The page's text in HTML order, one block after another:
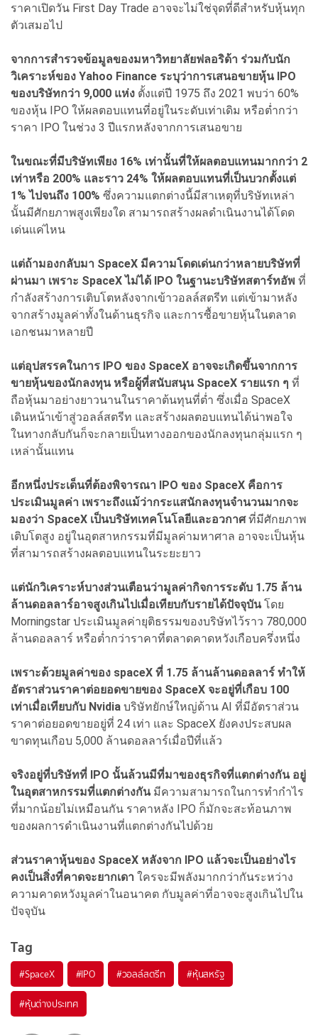
ราคาเปิดวัน First Day Trade อาจจะไม่ใช่จุดที่ดีสำหรับหุ้นทุก
ตัวเสมอไป
จากการสำรวจข้อมูลของมหาวิทยาลัยฟลอริด้า ร่วมกับนัก
วิเคราะห์ของ Yahoo Finance ระบุว่าการเสนอขายหุ้น IPO
ของบริษัทกว่า 9,000 แห่ง ตั้งแต่ปี 1975 ถึง 2021 พบว่า 60%
ของหุ้น IPO ให้ผลตอบแทนที่อยู่ในระดับเท่าเดิม หรือต่ำกว่า
ราคา IPO ในช่วง 3 ปีแรกหลังจากการเสนอขาย
ในขณะที่มีบริษัทเพียง 16% เท่านั้นที่ให้ผลตอบแทนมากกว่า 2
เท่าหรือ 200% และราว 24% ให้ผลตอบแทนที่เป็นบวกตั้งแต่
1% ไปจนถึง 100% ซึ่งความแตกต่างนี้มีสาเหตุที่บริษัทเหล่า
นั้นมีศักยภาพสูงเพียงใด สามารถสร้างผลดำเนินงานได้โดด
เด่นแค่ไหน
แต่ถ้ามองกลับมา SpaceX มีความโดดเด่นกว่าหลายบริษัทที่
ผ่านมา เพราะ SpaceX ไม่ได้ IPO ในฐานะบริษัทสตาร์ทอัพ ที่
กำลังสร้างการเติบโตหลังจากเข้าวอลล์สตรีท แต่เข้ามาหลัง
จากสร้างมูลค่าทั้งในด้านธุรกิจ และการซื้อขายหุ้นในตลาด
เอกชนมาหลายปี
แต่อุปสรรคในการ IPO ของ SpaceX อาจจะเกิดขึ้นจากการ
ขายหุ้นของนักลงทุน หรือผู้ที่สนับสนุน SpaceX รายแรก ๆ ที่
ถือหุ้นมาอย่างยาวนานในราคาต้นทุนที่ต่ำ ซึ่งเมื่อ SpaceX
เดินหน้าเข้าสู่วอลล์สตรีท และสร้างผลตอบแทนได้น่าพอใจ
ในทางกลับกันก็จะกลายเป็นทางออกของนักลงทุนกลุ่มแรก ๆ
เหล่านั้นแทน
อีกหนึ่งประเด็นที่ต้องพิจารณา IPO ของ SpaceX คือการ
ประเมินมูลค่า เพราะถึงแม้ว่ากระแสนักลงทุนจำนวนมากจะ
มองว่า SpaceX เป็นบริษัทเทคโนโลยีและอวกาศที่มีศักยภาพ
เติบโตสูง อยู่ในอุตสาหกรรมที่มีมูลค่ามหาศาล อาจจะเป็นหุ้น
ที่สามารถสร้างผลตอบแทนในระยะยาว
แต่นักวิเคราะห์บางส่วนเตือนว่ามูลค่ากิจการระดับ 1.75 ล้าน
ล้านดอลลาร์อาจสูงเกินไปเมื่อเทียบกับรายได้ปัจจุบันโดย
Morningstar ประเมินมูลค่ายุติธรรมของบริษัทไว้ราว 780,000
ล้านดอลลาร์ หรือต่ำกว่าราคาที่ตลาดคาดหวังเกือบครึ่งหนึ่ง
เพราะด้วยมูลค่าของ spaceX ที่ 1.75 ล้านล้านดอลลาร์ ทำให้
อัตราส่วนราคาต่อยอดขายของ SpaceX จะอยู่ที่เกือบ 100
เท่าเมื่อเทียบกับ Nvidia บริษัทยักษ์ใหญ่ด้าน AI ที่มีอัตราส่วน
ราคาต่อยอดขายอยู่ที่ 24 เท่า และ SpaceX ยังคงประสบผล
ขาดทุนเกือบ 5,000 ล้านดอลลาร์เมื่อปีที่แล้ว
จริงอยู่ที่บริษัทที่ IPO นั้นล้วนมีที่มาของธุรกิจที่แตกต่างกัน อยู่
ในอุตสาหกรรมที่แตกต่างกันมีความสามารถในการทำกำไร
ที่มากน้อยไม่เหมือนกัน ราคาหลัง IPO ก็มักจะสะท้อนภาพ
ของผลการดำเนินงานที่แตกต่างกันไปด้วย
ส่วนราคาหุ้นของ SpaceX หลังจาก IPO แล้วจะเป็นอย่างไร
คงเป็นสิ่งที่คาดจะยากเดา ใครจะมีพลังมากกว่ากันระหว่าง
ความคาดหวังมูลค่าในอนาคต กับมูลค่าที่อาจจะสูงเกินไปใน
ปัจจุบัน
Tag
#SpaceX #IPO #วอลล์สตรีท #หุ้นสหรัฐ
#หุ้นต่างประเทศ